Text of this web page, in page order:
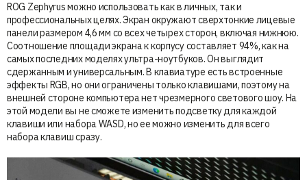
ROG Zephyrus можно использовать как в личных, так и
профессиональных целях. Экран окружают сверхтонкие лицевые
панели размером 4,6 мм со всех четырех сторон, включая нижнюю.
Соотношение площади экрана к корпусу составляет 94%, как на
самых последних моделях ультра-ноутбуков. Он выглядит
сдержанным и универсальным. В клавиатуре есть встроенные
эффекты RGB, но они ограничены только клавишами, поэтому на
внешней стороне компьютера нет чрезмерного светового шоу. На
этой модели вы не сможете изменить подсветку для каждой
клавиши или набора WASD, но ее можно изменить для всего
набора клавиш сразу.